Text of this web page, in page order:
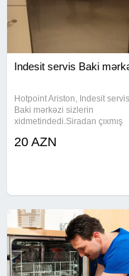
Indesit servis Baki
Hotpoint Ariston, Indesit servis
Baki mərkəzi sizlerin
xidmetindedi.Siradan çıxmış
diaqnostikasi, temelli temiri
20 AZN